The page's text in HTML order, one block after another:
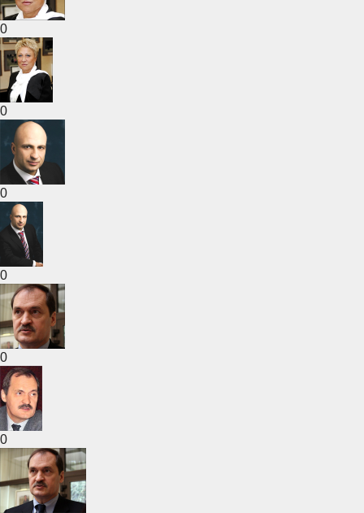
0
0
0
0
0
0